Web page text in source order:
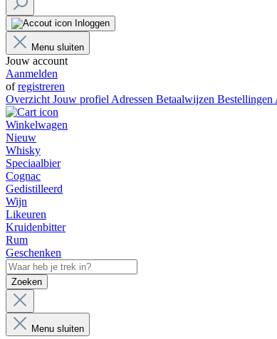
Inloggen
Menu sluiten
Jouw account
Aanmelden
ofregistreren
Overzicht Jouw profiel Adressen Betaalwijzen Bestellingen
Winkelwagen
Nieuw
Whisky
Speciaalbier
Cognac
Gedistilleerd
Wijn
Likeuren
Kruidenbitter
Rum
Geschenken
Zoeken
Menu sluiten